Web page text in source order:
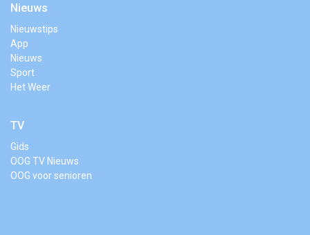
Nieuws
Nieuwstips
App
Nieuws
Sport
Het Weer
TV
Gids
OOG TV Nieuws
OOG voor senioren